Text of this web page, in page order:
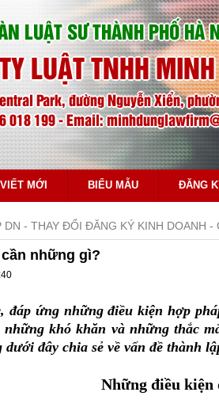
LUẬT SƯ THÀNH PHỐ HÀ
LUẬT TNHH
Park, đường Nguyễn Xiển,
018 199 - Email:
MỚI BIỂU MẪU ĐĂNG
DN - THAY ĐỔI ĐĂNG KÝ KINH DOANH -
những gì?
đáp ứng những điều kiện hợp
khó khăn và những thắc
đây chia sẻ về vấn đề thành
Những điều kiện